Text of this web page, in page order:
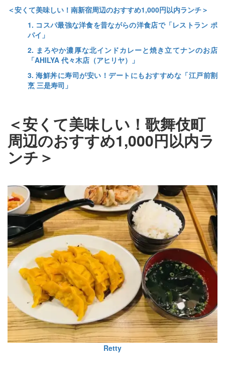
＜安くて美味しい！南新宿周辺のおすすめ1,000円以内ランチ＞
1. コスパ最強な洋食を昔ながらの洋食店で「レストラン ポ
パイ」
2. まろやか濃厚な北インドカレーと焼き立てナンのお店
「AHILYA 代々木店（アヒリヤ）」
3. 海鮮丼に寿司が安い！デートにもおすすめな「江戸前割
烹 三是寿司」
＜安くて美味しい！歌舞伎町
周辺のおすすめ1,000円以内ラ
ンチ＞
Retty